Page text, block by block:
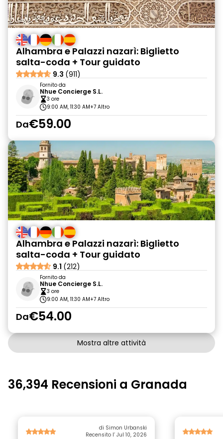
Alhambra e Palazzi nazarì: Biglietto
salta-coda + Tour guidato
9.3 (911)
Fornito da
Nhue Concierge S.L.
3 ore
9:00 AM, 11:30 AM+7 Altro
Da€59.00
Alhambra e Palazzi nazarì: Biglietto
salta-coda + Tour guidato
9.1 (212)
Fornito da
Nhue Concierge S.L.
3 ore
9:00 AM, 11:30 AM+7 Altro
Da€54.00
Mostra altre attività
36,394 Recensioni a Granada
di Simon Urbanski
Recensito l’ Jul 10, 2026